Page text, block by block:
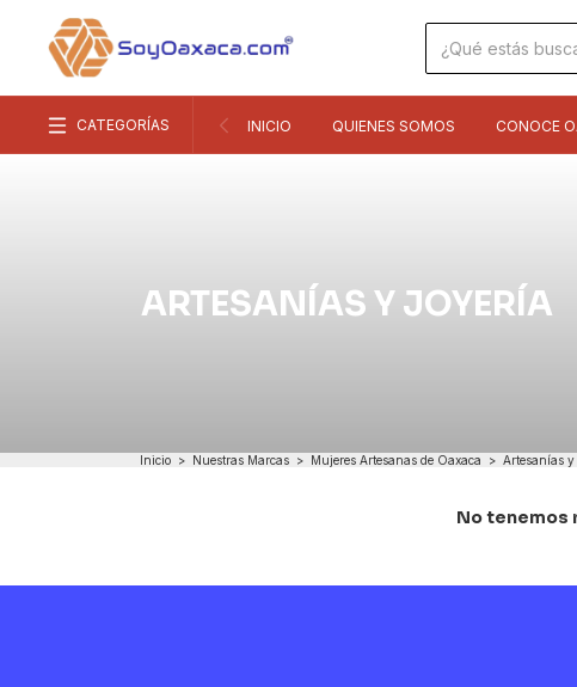
CATEGORÍAS INICIO QUIENES SOMOS CONOCE
ARTESANÍAS Y JOYERÍA
Inicio > Nuestras Marcas > Mujeres Artesanas de Oaxaca > Artesanías y
No tenemos